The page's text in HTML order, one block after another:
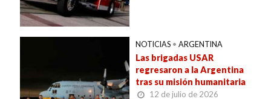
NOTICIAS • ARGENTINA
Las brigadas USAR
regresaron a la Argentina
tras su misión humanitaria
12 de julio de 2026